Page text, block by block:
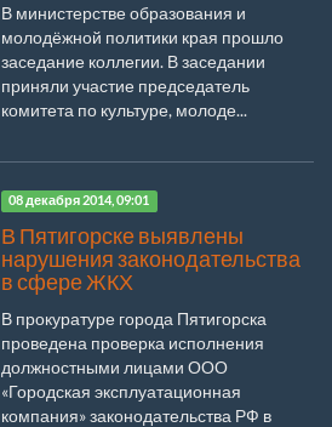
В министерстве образования и
молодёжной политики края прошло
заседание коллегии. В заседании
приняли участие председатель
комитета по культуре, молоде...
08 декабря 2014, 09:01
В Пятигорске выявлены
нарушения законодательства
в сфере ЖКХ
В прокуратуре города Пятигорска
проведена проверка исполнения
должностными лицами ООО
«Городская эксплуатационная
компания» законодательства РФ в